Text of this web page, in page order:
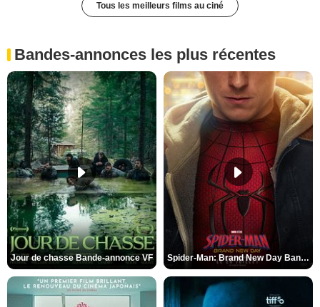
Tous les meilleurs films au ciné
Bandes-annonces les plus récentes
Jour de chasse Bande-annonce VF Spider-Man: Brand New Day Bande-annonce (3) VO STFR